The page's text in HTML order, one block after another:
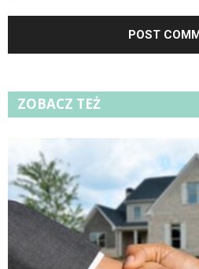
ZOBACZ TEŻ